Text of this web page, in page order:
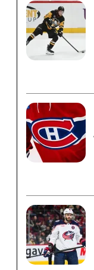
ERA
48 3,58
63 6,72
7 3,86
BV MOY